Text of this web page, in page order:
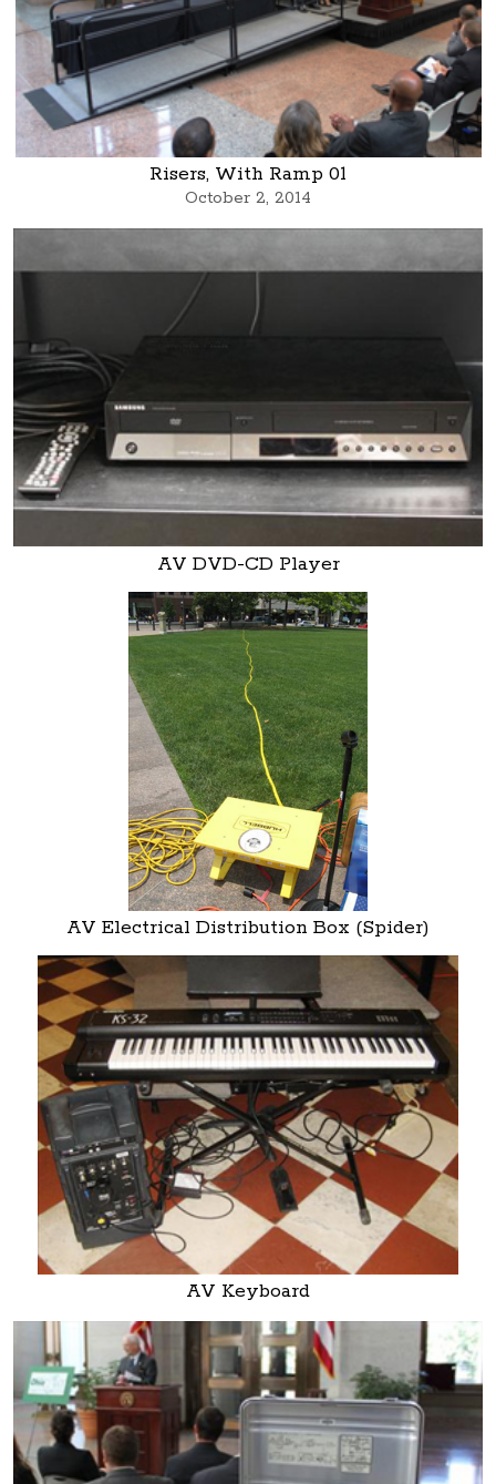
Risers, With Ramp 01
October 2, 2014
AV DVD-CD Player
AV Electrical Distribution Box (Spider)
AV Keyboard